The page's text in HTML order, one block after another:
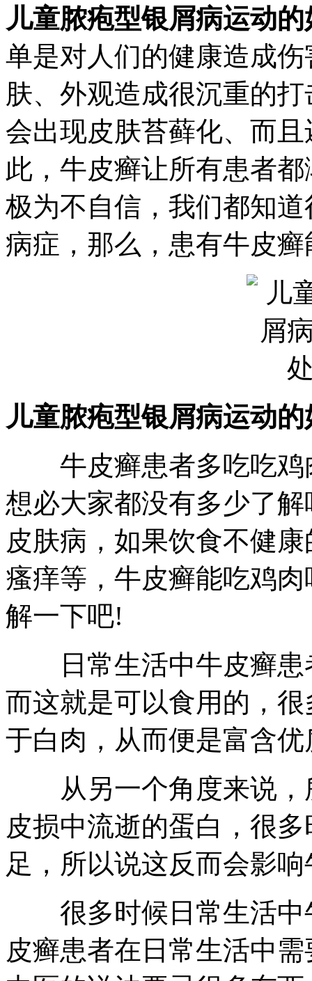
儿童脓疱型银屑病运动
单是对人们的健康造成
肤、外观造成很沉重的
会出现皮肤苔藓化、而
此，牛皮癣让所有患者
极为不自信，我们都知
病症，那么，患有牛皮癣
儿童脓疱型银屑病运动
牛皮癣患者多吃吃鸡
想必大家都没有多少了
皮肤病，如果饮食不健
瘙痒等，牛皮癣能吃鸡
解一下吧!
日常生活中牛皮癣患
而这就是可以食用的，
于白肉，从而便是富含
从另一个角度来说，
皮损中流逝的蛋白，很
足，所以说这反而会影
很多时候日常生活中
皮癣患者在日常生活中